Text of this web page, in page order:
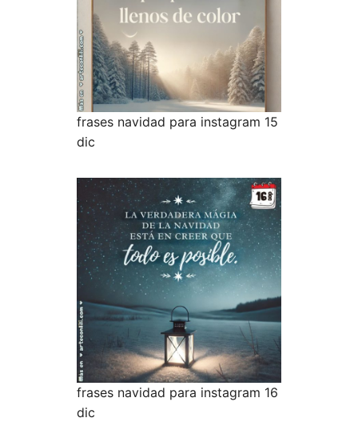
frases navidad para instagram 15
dic
frases navidad para instagram 16
dic